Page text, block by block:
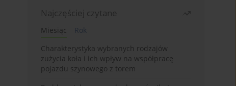
Najczęściej czytane
Miesiąc
Rok
Charakterystyka wybranych rodzajów
zużycia koła i ich wpływ na współpracę
pojazdu szynowego z torem